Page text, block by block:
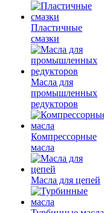
Пластичные
смазки
Масла для
промышленных
редукторов
Компрессорные
масла
Масла для цепей